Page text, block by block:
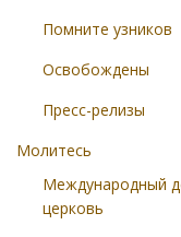
Помните узников
Освобождены
Пресс-релизы
Молитесь
Международный
церковь